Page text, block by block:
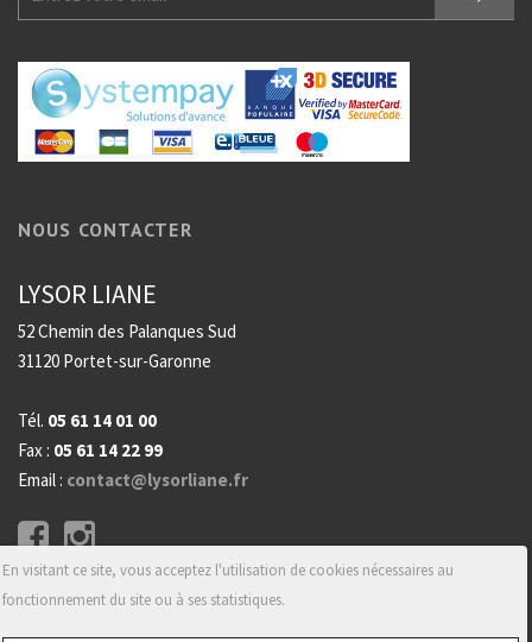
NOUS CONTACTER
LYSOR LIANE
52 Chemin des Palanques Sud
31120 Portet-sur-Garonne
Tél. 05 61 14 01 00
Fax : 05 61 14 22 99
Email : contact@lysorliane.fr
En visitant ce site, vous acceptez l'utilisation de cookies nécessaires au
fonctionnement du site ou à ses statistiques.